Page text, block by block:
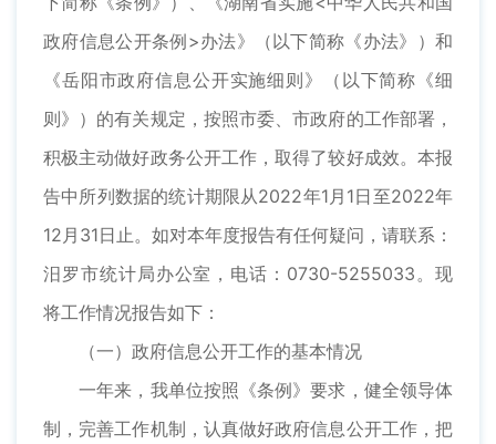
政府信息公开条例>办法》（以下简称《办法》）和
《岳阳市政府信息公开实施细则》（以下简称《细
则》）的有关规定，按照市委、市政府的工作部署，
积极主动做好政务公开工作，取得了较好成效。本报
告中所列数据的统计期限从2022年1月1日至2022年
12月31日止。如对本年度报告有任何疑问，请联系：
汨罗市统计局办公室，电话：0730-5255033。现
将工作情况报告如下：
（一）政府信息公开工作的基本情况
一年来，我单位按照《条例》要求，健全领导体
制，完善工作机制，认真做好政府信息公开工作，把